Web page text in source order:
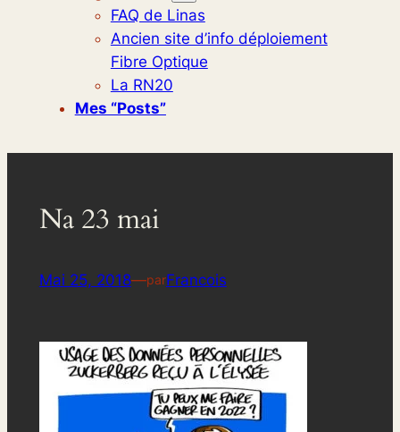
FAQ de Linas
Ancien site d’info déploiement
Fibre Optique
La RN20
Mes “posts”
Na 23 mai
Mai 25, 2018—parFrancois